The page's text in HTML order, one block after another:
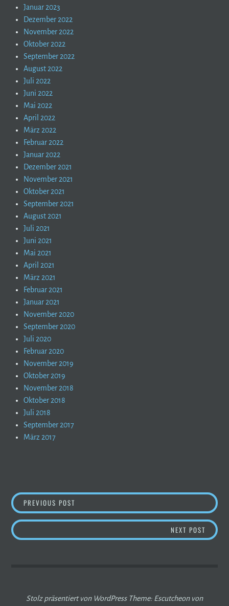
Januar 2023
Dezember 2022
November 2022
Oktober 2022
September 2022
August 2022
Juli 2022
Juni 2022
Mai 2022
April 2022
März 2022
Februar 2022
Januar 2022
Dezember 2021
November 2021
Oktober 2021
September 2021
August 2021
Juli 2021
Juni 2021
Mai 2021
April 2021
März 2021
Februar 2021
Januar 2021
November 2020
September 2020
Juli 2020
Februar 2020
November 2019
Oktober 2019
November 2018
Oktober 2018
Juli 2018
September 2017
März 2017
BEITRAGSNAVIGATION
PREVIOUS POST BERGBERICHT – SO WIRD´S AM WOCHENENDE
NEXT POST
Stolz präsentiert von WordPress Theme: Escutcheon von